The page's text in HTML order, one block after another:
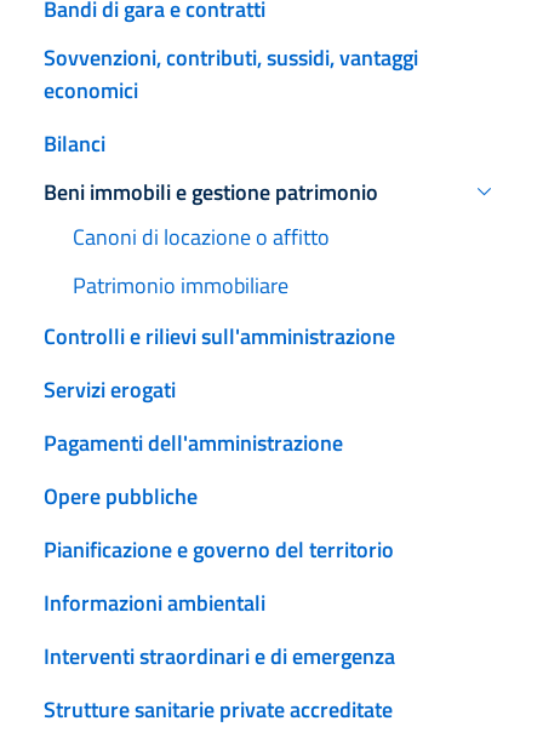
Bandi di gara e contratti
Sovvenzioni, contributi, sussidi, vantaggi
economici
Bilanci
Beni immobili e gestione patrimonio
Attivo
Canoni di locazione o affitto
Patrimonio immobiliare
Controlli e rilievi sull'amministrazione
Servizi erogati
Pagamenti dell'amministrazione
Opere pubbliche
Pianificazione e governo del territorio
Informazioni ambientali
Interventi straordinari e di emergenza
Strutture sanitarie private accreditate